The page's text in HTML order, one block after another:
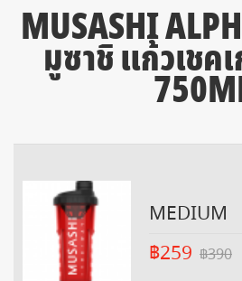
MUSASHI
มูซาชิ แก้วเชค
MEDIUM
฿259 ฿390